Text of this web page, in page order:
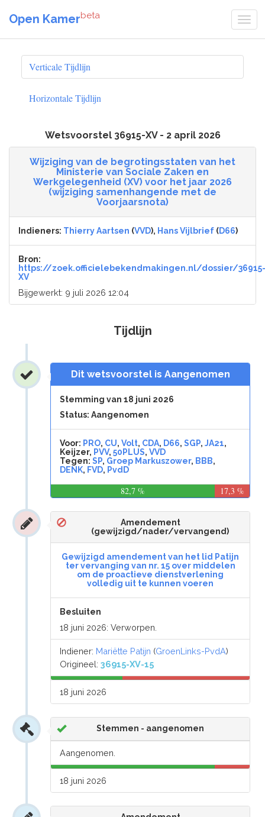
Open Kamerbeta
Verticale Tijdlijn
Horizontale Tijdlijn
Wetsvoorstel 36915-XV - 2 april 2026
Wijziging van de begrotingsstaten van het
Ministerie van Sociale Zaken en
Werkgelegenheid (XV) voor het jaar 2026
(wijziging samenhangende met de
Voorjaarsnota)
Indieners: Thierry Aartsen (VVD), Hans Vijlbrief (D66)
Bron:
https://zoek.officielebekendmakingen.nl/dossier/36915-
XV
Bijgewerkt: 9 juli 2026 12:04
Tijdlijn
Dit wetsvoorstel is Aangenomen
Stemming van 18 juni 2026
Status: Aangenomen
Voor: PRO, CU,Volt, CDA, D66,SGP,JA21,
Keijzer, PVV,50PLUS,VVD
Tegen: SP, Groep Markuszower, BBB,
DENK, FVD, PvdD
82,7 % 17,3 %
Amendement
(gewijzigd/nader/vervangend)
Gewijzigd amendement van het lid Patijn
ter vervanging van nr. 15 over middelen
om de proactieve dienstverlening
volledig uit te kunnen voeren
Besluiten
18 juni 2026: Verworpen.
Indiener: Mariëtte Patijn (GroenLinks-PvdA)
Origineel:36915-XV-15
18 juni 2026
Stemmen - aangenomen
Aangenomen.
18 juni 2026